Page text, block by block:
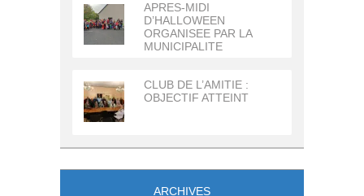
APRES-MIDI
D’HALLOWEEN
ORGANISEE PAR LA
MUNICIPALITE
CLUB DE L’AMITIE :
OBJECTIF ATTEINT
ARCHIVES